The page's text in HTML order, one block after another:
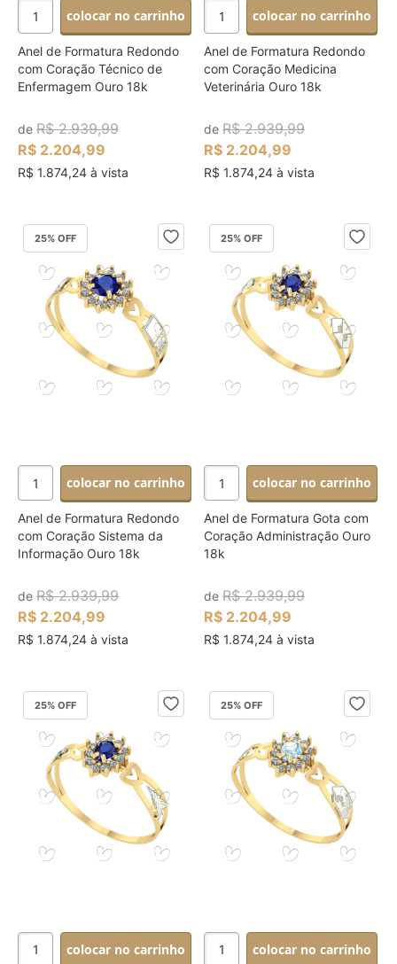
colocar no carrinho
Anel de Formatura Redondo
com Coração Técnico de
Enfermagem Ouro 18k
de R$ 2.939,99
R$ 2.204,99
R$ 1.874,24 à vista
colocar no carrinho
Anel de Formatura Redondo
com Coração Medicina
Veterinária Ouro 18k
deR$ 2.939,99
R$ 2.204,99
R$ 1.874,24 à vista
25% OFF
colocar no carrinho
Anel de Formatura Redondo
com Coração Sistema da
Informação Ouro 18k
de R$ 2.939,99
R$ 2.204,99
R$ 1.874,24 à vista
25% OFF
colocar no carrinho
Anel de Formatura Gota com
Coração Administração Ouro
18k
deR$ 2.939,99
R$ 2.204,99
R$ 1.874,24 à vista
25% OFF
colocar no carrinho
25% OFF
colocar no carrinho